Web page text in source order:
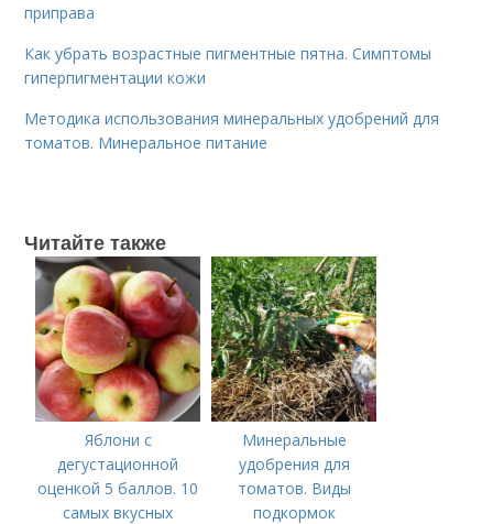
приправа
Как убрать возрастные пигментные пятна. Симптомы
гиперпигментации кожи
Методика использования минеральных удобрений для
томатов. Минеральное питание
Читайте также
Яблони с
дегустационной
оценкой 5 баллов. 10
самых вкусных
Минеральные
удобрения для
томатов. Виды
подкормок